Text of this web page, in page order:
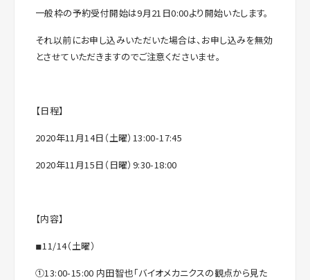
一般枠の予約受付開始は9月21日0:00より開始いたします。
それ以前にお申し込みいただいた場合は、お申し込みを無効
とさせていただきますのでご注意くださいませ。
【日程】
2020年11月14日（土曜）13:00-17:45
2020年11月15日（日曜）9:30-18:00
【内容】
◾︎11/14（土曜）
①13:00-15:00 内田智也「バイオメカニクスの観点から見た